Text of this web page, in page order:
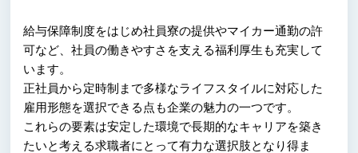
給与保障制度をはじめ社員寮の提供やマイカー通勤の許
可など、社員の働きやすさを支える福利厚生も充実して
います。
正社員から定時制まで多様なライフスタイルに対応した
雇用形態を選択できる点も企業の魅力の一つです。
これらの要素は安定した環境で長期的なキャリアを築き
たいと考える求職者にとって有力な選択肢となり得ま